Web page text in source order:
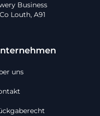
Business
Louth, A91
uns